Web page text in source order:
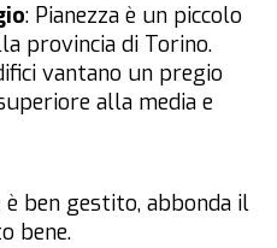
: Pianezza è un piccolo
provincia di Torino.
vantano un pregio
alla media e
è ben gestito, abbonda il
bene.